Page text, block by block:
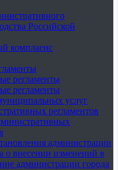
Российской
комплаенс
регламенты
регламенты
услуг
регламентов
администрации
о внесении изменений в
администрации города